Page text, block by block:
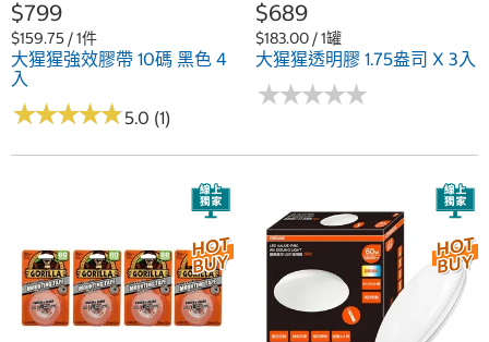
$799
$159.75 / 1件
大猩猩強效膠帶 10碼 黑色 4
入
★★★★★
★★★★★5.0 (1)
$689
$183.00 / 1罐
大猩猩透明膠 1.75盎司 X 3入
★★★★★
★★★★★